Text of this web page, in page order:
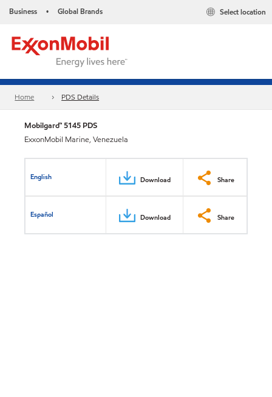
Business • Global Brands Select location
Home PDS Details
Mobilgard™ 5145 PDS
ExxonMobil Marine, Venezuela
English Download Share
Español Download Share